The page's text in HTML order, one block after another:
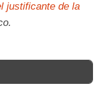
justificante de la